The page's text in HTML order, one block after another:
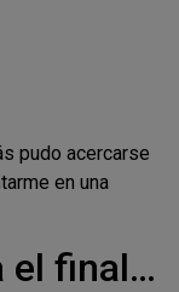
pudo acercarse
en una
el final…